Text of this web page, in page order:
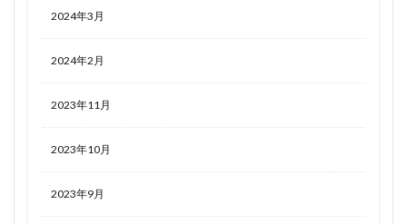
2024年3月
2024年2月
2023年11月
2023年10月
2023年9月